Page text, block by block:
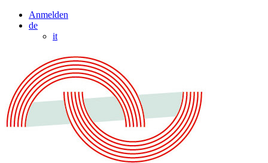
Anmelden
de
it